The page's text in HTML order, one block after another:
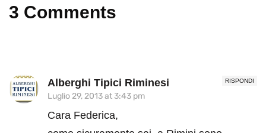
3 Comments
RISPONDI
Alberghi Tipici Riminesi
Luglio 29, 2013 at 3:43 pm
Cara Federica,